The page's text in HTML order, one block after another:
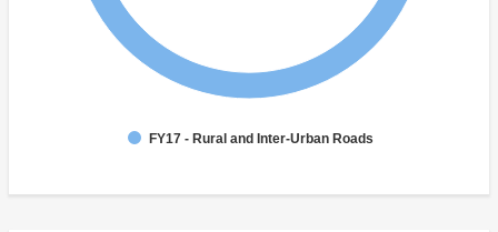
FY17 - Rural and Inter-Urban Roads